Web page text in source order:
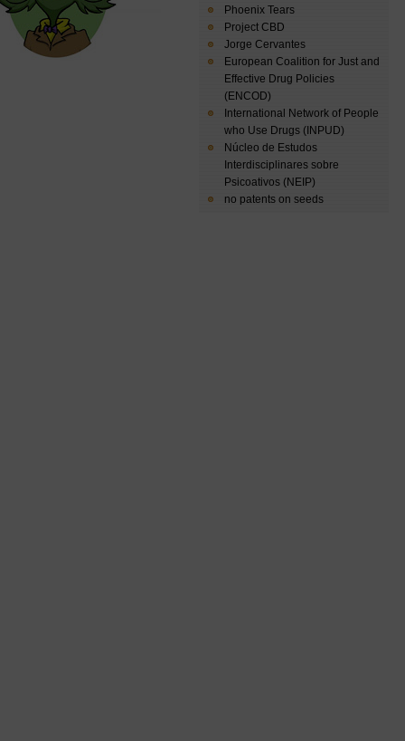
Phoenix Tears
Project CBD
Jorge Cervantes
European Coalition for Just and
Effective Drug Policies
(ENCOD)
International Network of People
who Use Drugs (INPUD)
Núcleo de Estudos
Interdisciplinares sobre
Psicoativos (NEIP)
no patents on seeds